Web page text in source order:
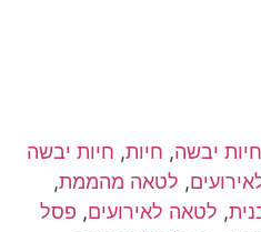
חיות יבשה, חיות, חיות יבשה
, לטאה מהממת,
, לטאה לאירועים, פסל